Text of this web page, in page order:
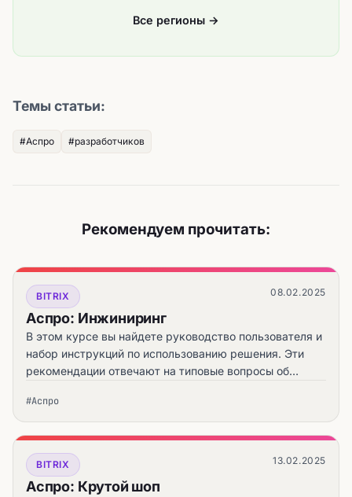
Все регионы →
Темы статьи:
#Аспро #разработчиков
Рекомендуем прочитать:
BITRIX 08.02.2025
Аспро: Инжиниринг
В этом курсе вы найдете руководство пользователя и
набор инструкций по использованию решения. Эти
рекомендации отвечают на типовые вопросы об
сайта контентом и запуске интернет-магазина.
#Аспро
BITRIX 13.02.2025
Аспро: Крутой шоп